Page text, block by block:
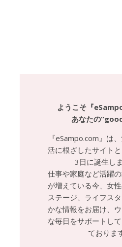
ようこそ『
あなたの
『eSampo.com』は
活に根ざしたサイト
3日に誕生しま
仕事や家庭など活躍
が増えている今、女
ステージ、ライフス
かな情報をお届け、
な毎日をサポートし
ておりま